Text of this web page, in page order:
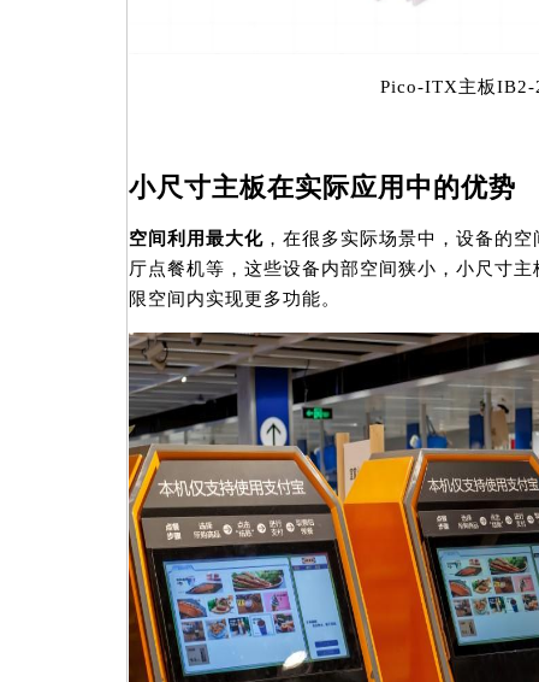
Pico-ITX主板IB2-
小尺寸主板在实际应用中的优势
空间利用最大化 ，在很多实际场景中，设备的
厅点餐机等，这些设备内部空间狭小，小尺寸
限空间内实现更多功能。